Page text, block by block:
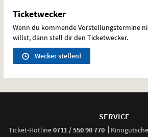
Ticketwecker
Wenn du kommende Vorstellungstermine
willst, dann stell dir den Ticketwecker.
Wecker stellen!
SERVICE
Ticket-Hotline0711 / 550 90 770anrufen